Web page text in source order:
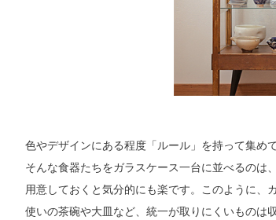
色やデザインにある程度「ルール」を持って集め
そんな食器たちをガラスケース一台に並べるの
用意しておくと気分的にも楽です。このように
使いの茶碗や大皿など、統一が取りにくいものは収